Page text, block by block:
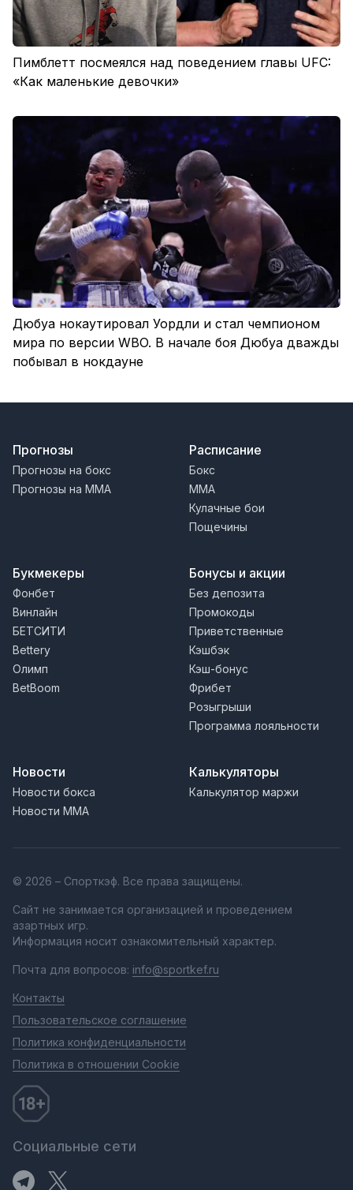
Пимблетт посмеялся над поведением главы UFC:
«Как маленькие девочки»
Дюбуа нокаутировал Уордли и стал чемпионом
мира по версии WBO. В начале боя Дюбуа дважды
побывал в нокдауне
Прогнозы
Прогнозы на бокс
Прогнозы на MMA
Расписание
Бокс
MMA
Кулачные бои
Пощечины
Букмекеры
Фонбет
Винлайн
БЕТСИТИ
Bettery
Олимп
BetBoom
Бонусы и акции
Без депозита
Промокоды
Приветственные
Кэшбэк
Кэш-бонус
Фрибет
Розыгрыши
Программа лояльности
Новости
Новости бокса
Новости MMA
Калькуляторы
Калькулятор маржи
© 2026 – Спорткэф. Все права защищены.
Сайт не занимается организацией и проведением
азартных игр.
Информация носит ознакомительный характер.
Почта для вопросов: info@sportkef.ru
Контакты
Пользовательское соглашение
Политика конфиденциальности
Политика в отношении Cookie
Социальные сети